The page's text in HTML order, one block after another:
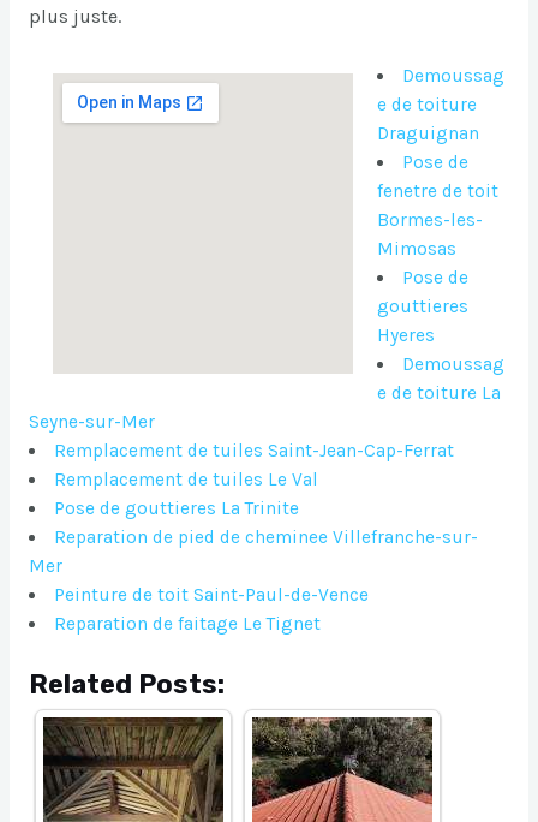
plus juste.
Demoussag
e de toiture
Draguignan
Pose de
fenetre de toit
Bormes-les-
Mimosas
Pose de
gouttieres
Hyeres
Demoussag
e de toiture La
Seyne-sur-Mer
Remplacement de tuiles Saint-Jean-Cap-Ferrat
Remplacement de tuiles Le Val
Pose de gouttieres La Trinite
Reparation de pied de cheminee Villefranche-sur-
Mer
Peinture de toit Saint-Paul-de-Vence
Reparation de faitage Le Tignet
Related Posts: